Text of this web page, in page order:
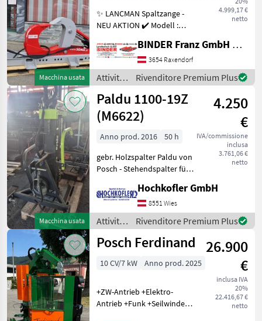
Macchina usata
4.999,17 €
netto
✨ LANCMAN Spaltzange -
NEU AKTION ✔️ Modell :
serienmäßiger Ausführung
✔️ mit 700mm
Öffnungsweite ✔️ mit 20to
Spaltkraft ✔️ mit
Fußhalterung für
BINDER Franz GmbH & CoKG
3654 Raxendorf
Attività
forestali
e
lavorazione
del
legno /
Rivenditore Premium Plus
Macchina usata
Paldu 1100-19Z
(M6622)
4.250
€
IVA/commissione
inclusa
3.761,06 €
netto
Anno prod. 2016
50 h
gebr. Holzspalter Paldu von
Posch - Stehendspalter für
Stempelvorlauf (Zwei
Geschwindigkeiten): Stufe 1:
ca. 6cm/s Stufe 2: ca.
13cm/s - Ste
Hochkofler GmbH
8551 Wies
Attività
forestali
e
del
Paldu
Rivenditore Premium Plus
Posch Ferdinand
26.900
€
inclusa IVA
20%
22.416,67 €
netto
10 CV/7 kW Anno prod. 2025
+ZW-Antrieb +Elektro-
Antrieb +Funk +Seilwinde